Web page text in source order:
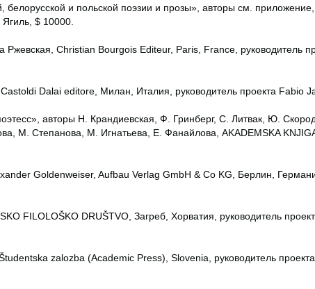
белорусской и польской поэзии и прозы», авторы см.
$ 10000.
Ржевская, Christian Bourgois Editeur, Paris, France, руководитель
Dalai editore, Милан, Италия, руководитель проекта Fabio
авторы Н. Крандиевская, Ф. Гринберг, С. Литвак, Ю.
М. Степанова, М. Игнатьева, Е. Фанайлова, AKADEMSKA
Goldenweiser, Aufbau Verlag GmbH & Co KG, Берлин,
FILOLOŠKO DRUŠTVO, Загреб, Хорватия, руководитель
zalozba (Academic Press), Slovenia, руководитель